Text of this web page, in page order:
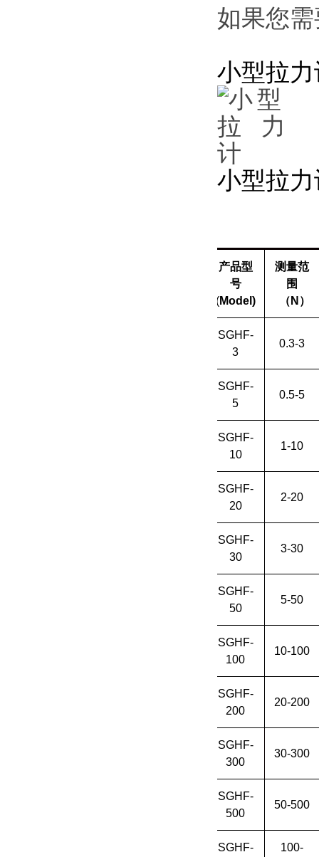
如果您
小型拉
小型拉
产品型
号
(Model)
测量范
围
（ N ）
SGHF-
3
0.3-3
SGHF-
5
0.5-5
SGHF-
10
1-10
SGHF-
20
2-20
SGHF-
30
3-30
SGHF-
50
5-50
SGHF-
100
10-100
SGHF-
200
20-200
SGHF-
300
30-300
SGHF-
500
50-500
SGHF-
100-